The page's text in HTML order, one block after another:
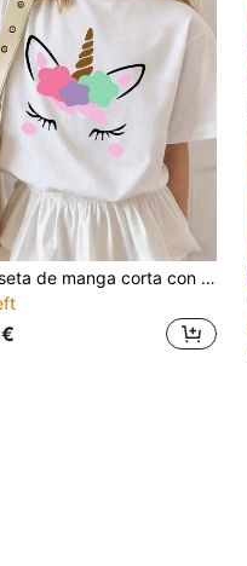
Camiseta de manga corta con estampado de unicornio para niñas, ropa infantil holgada y versátil